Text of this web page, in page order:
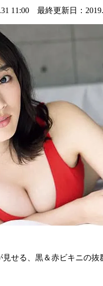
11:00 最終更新日：
見せる、黒＆赤ビキニの抜